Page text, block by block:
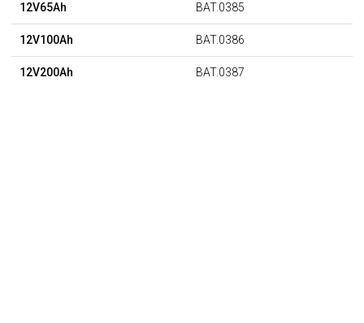
12V65Ah BAT.0385
12V100Ah BAT.0386
12V200Ah BAT.0387